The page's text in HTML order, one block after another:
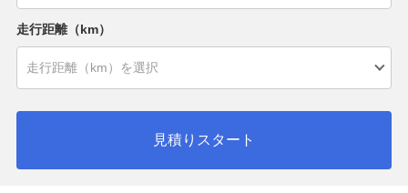
走行距離（km）
見積りスタート